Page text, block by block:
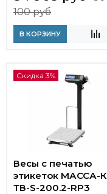
100 руб
В КОРЗИНУ
Скидка 3%
Весы с печатью
этикеток МАССА-К
ТВ-S-200.2-RP3